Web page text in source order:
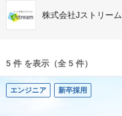
株式会社Jストリーム
5 件 を表示（全 5 件）
エンジニア 新卒採用